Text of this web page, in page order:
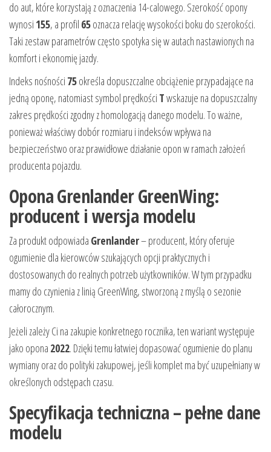
do aut, które korzystają z oznaczenia 14-calowego. Szerokość opony
wynosi 155, a profil 65oznacza relację wysokości boku do szerokości.
Taki zestaw parametrów często spotyka się w autach nastawionych na
komfort i ekonomię jazdy.
Indeks nośności 75określa dopuszczalne obciążenie przypadające na
jedną oponę, natomiast symbol prędkości Twskazuje na dopuszczalny
zakres prędkości zgodny z homologacją danego modelu. To ważne,
ponieważ właściwy dobór rozmiaru i indeksów wpływa na
bezpieczeństwo oraz prawidłowe działanie opon w ramach założeń
producenta pojazdu.
Opona Grenlander GreenWing:
producent i wersja modelu
Za produkt odpowiada Grenlander– producent, który oferuje
ogumienie dla kierowców szukających opcji praktycznych i
dostosowanych do realnych potrzeb użytkowników. W tym przypadku
mamy do czynienia z linią GreenWing, stworzoną z myślą o sezonie
całorocznym.
Jeżeli zależy Ci na zakupie konkretnego rocznika, ten wariant występuje
jako opona 2022. Dzięki temu łatwiej dopasować ogumienie do planu
wymiany oraz do polityki zakupowej, jeśli komplet ma być uzupełniany w
określonych odstępach czasu.
Specyfikacja techniczna – pełne dane
modelu